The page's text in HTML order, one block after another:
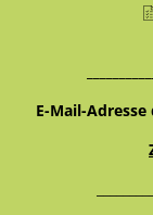
E-Mail-Adresse